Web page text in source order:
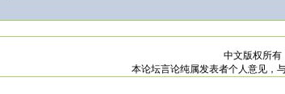
中文版权所有
本论坛言论纯属发表者个人意见，